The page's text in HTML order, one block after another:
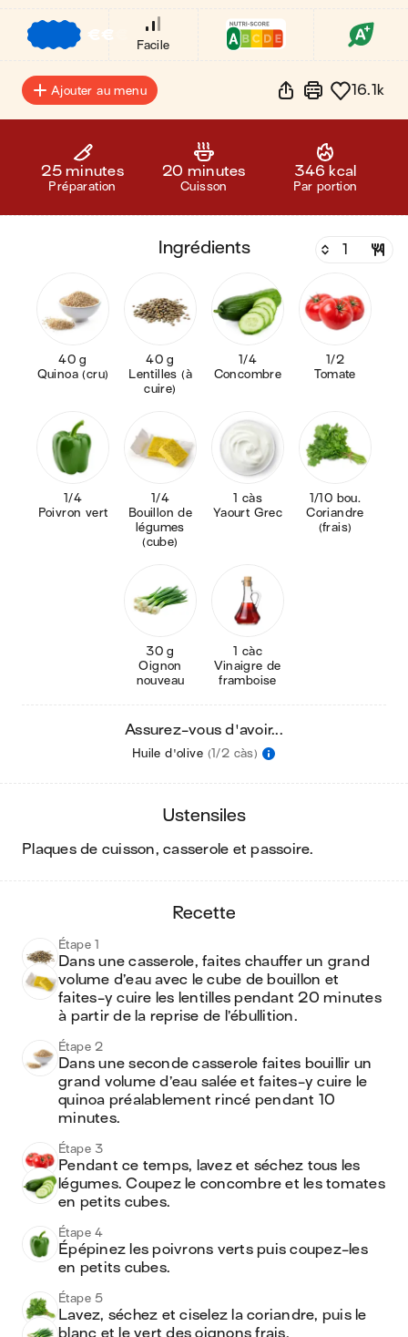
€€
Facile
Ajouter au menu 16.1k
25 minutes
Préparation
20 minutes
Cuisson
346 kcal
Par portion
ingrédients
40 g
Quinoa (cru)
40 g
Lentilles (à
cuire)
1/4
Concombre
1/2
Tomate
1/4
Poivron vert
1/4
Bouillon de
légumes
(cube)
1 càs
Yaourt Grec
1/10 bou.
Coriandre
(frais)
30 g
Oignon
nouveau
1 càc
Vinaigre de
framboise
Assurez-vous d'avoir...
Huile d'olive (1/2 càs)
ustensiles
plaques de cuisson, casserole et passoire.
recette
Étape 1
Dans une casserole, faites chauffer un grand
volume d’eau avec le cube de bouillon et
faites-y cuire les lentilles pendant 20 minutes
à partir de la reprise de l’ébullition.
Étape 2
Dans une seconde casserole faites bouillir un
grand volume d’eau salée et faites-y cuire le
quinoa préalablement rincé pendant 10
minutes.
Étape 3
Pendant ce temps, lavez et séchez tous les
légumes. Coupez le concombre et les tomates
en petits cubes.
Étape 4
Épépinez les poivrons verts puis coupez-les
en petits cubes.
Étape 5
Lavez, séchez et ciselez la coriandre, puis le